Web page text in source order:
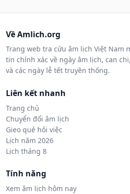
Về Amlich.org
Trang web tra cứu âm lịch Việt Nam
tin chính xác về ngày âm lịch, can
và các ngày lễ tết truyền thống.
Liên kết nhanh
Trang chủ
Chuyển đổi âm lịch
Gieo quẻ hỏi việc
Lịch năm 2026
Lịch tháng 8
Tính năng
Xem âm lịch hôm nay